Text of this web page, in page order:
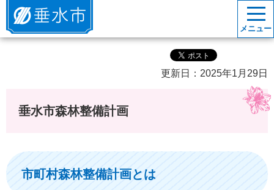
垂水市
メニュー
更新日：2025年1月29日
垂水市森林整備計画
市町村森林整備計画とは